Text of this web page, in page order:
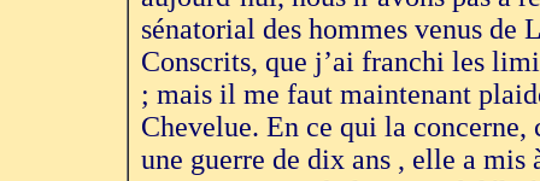
sénatorial des hommes venus de
Conscrits, que j’ai franchi les
; mais il me faut maintenant
Chevelue. En ce qui la
une guerre de dix ans , elle a